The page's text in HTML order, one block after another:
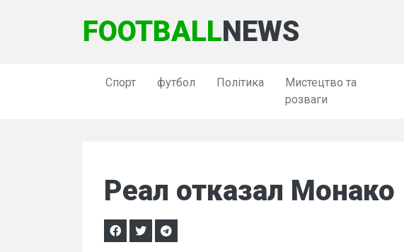
FOOTBALLNEWS
Спорт футбол Політика
Мистецтво та
розваги
Реал отказал Монако